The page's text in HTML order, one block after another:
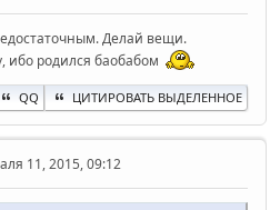
Делай вещи.
ибо родился баобабом
QQ ЦИТИРОВАТЬ ВЫДЕЛЕННОЕ
11, 2015, 09:12